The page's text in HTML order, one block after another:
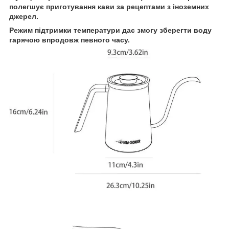
полегшує приготування кави за рецептами з іноземних
джерел.
Режим підтримки температури дає змогу зберегти воду
гарячою впродовж певного часу.